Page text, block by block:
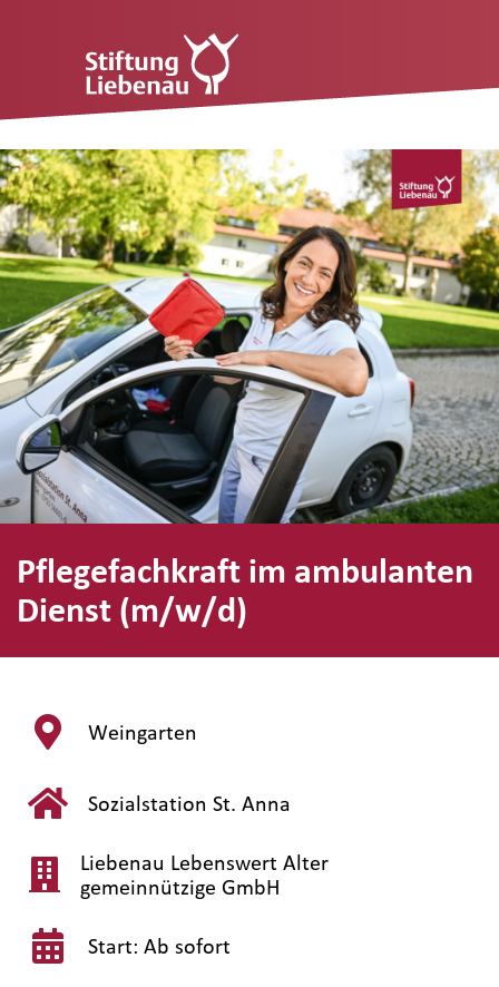
Pflegefachkraft im ambulanten
Dienst (m/w/d)
Weingarten
Sozialstation St. Anna
Liebenau Lebenswert Alter
gemeinnützige GmbH
Start: Ab sofort